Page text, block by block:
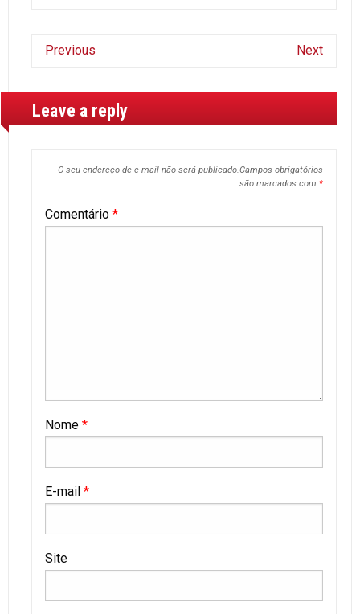
Previous Next
Leave a reply
O seu endereço de e-mail não será publicado.Campos obrigatórios
são marcados com *
Comentário *
Nome *
E-mail *
Site